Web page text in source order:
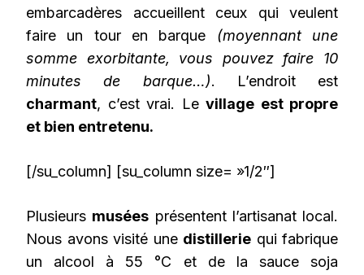
embarcadères accueillent ceux qui veulent
faire un tour en barque (moyennant une
somme exorbitante, vous pouvez faire 10
minutes de barque…). L’endroit est
charmant, c’est vrai. Le village est propre
et bien entretenu.
[/su_column] [su_column size= »1/2″]
Plusieurs musées présentent l’artisanat local.
Nous avons visité une distillerie qui fabrique
un alcool à 55 °C et de la sauce soja